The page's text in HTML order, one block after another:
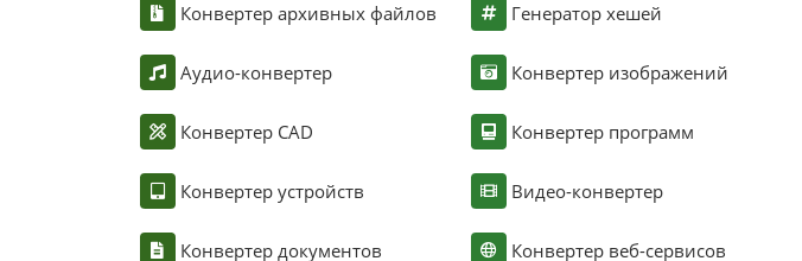
Конвертер архивных файлов
Аудио-конвертер
Конвертер CAD
Конвертер устройств
Конвертер документов
Генератор хешей
Конвертер изображений
Конвертер программ
Видео-конвертер
Конвертер веб-сервисов